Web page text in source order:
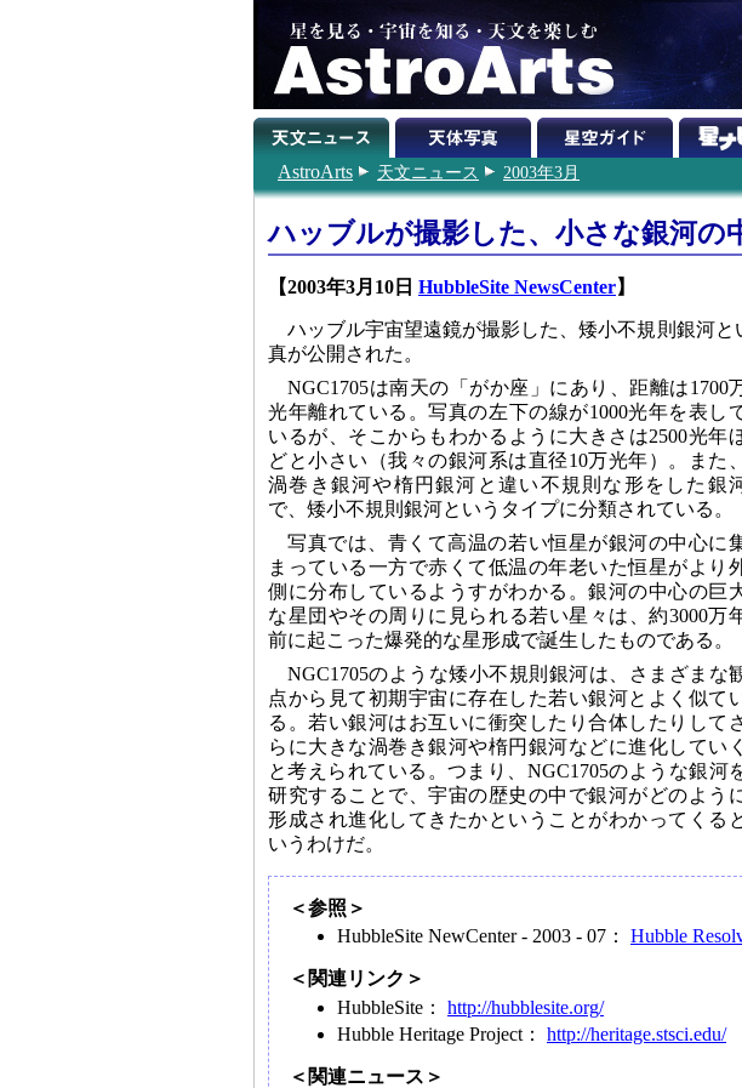
AstroArts 天文ニュース 2003年3月
ハッブルが撮影した、小さな銀河の
【2003年3月10日 HubbleSite NewsCenter】
ハッブル宇宙望遠鏡が撮影した、矮小不規則銀河
真が公開された。
NGC1705は南天の「がか座」にあり、距離は1700
光年離れている。写真の左下の線が1000光年を表し
いるが、そこからもわかるように大きさは2500光年
どと小さい（我々の銀河系は直径10万光年）。また、
渦巻き銀河や楕円銀河と違い不規則な形をした銀
で、矮小不規則銀河というタイプに分類されている。
写真では、青くて高温の若い恒星が銀河の中心に
まっている一方で赤くて低温の年老いた恒星がより
側に分布しているようすがわかる。銀河の中心の巨
な星団やその周りに見られる若い星々は、約3000万
前に起こった爆発的な星形成で誕生したものである。
NGC1705のような矮小不規則銀河は、さまざまな
点から見て初期宇宙に存在した若い銀河とよく似て
る。若い銀河はお互いに衝突したり合体したりして
らに大きな渦巻き銀河や楕円銀河などに進化していく
と考えられている。つまり、NGC1705のような銀河
研究することで、宇宙の歴史の中で銀河がどのよう
形成され進化してきたかということがわかってくる
いうわけだ。
＜参照＞
HubbleSite NewCenter - 2003 - 07： Hubble
＜関連リンク＞
HubbleSite： http://hubblesite.org/
Hubble Heritage Project： http://heritage.stsci.edu/
＜関連ニュース＞